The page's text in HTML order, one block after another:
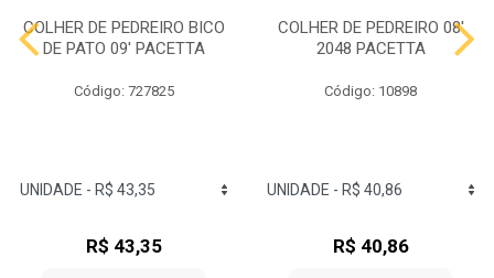
COLHER DE PEDREIRO BICO
DE PATO 09' PACETTA
Código: 727825
R$ 43,35
COLHER DE PEDREIRO 08'
2048 PACETTA
Código: 10898
R$ 40,86